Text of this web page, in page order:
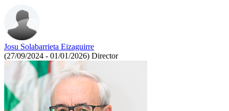
Josu Solabarrieta Eizaguirre
(27/09/2024 - 01/01/2026) Director